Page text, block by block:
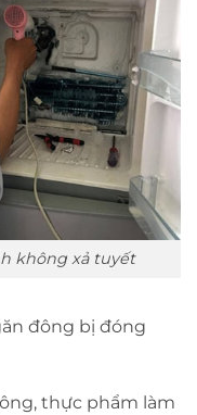
không xả tuyết
đông bị đóng
thực phẩm làm